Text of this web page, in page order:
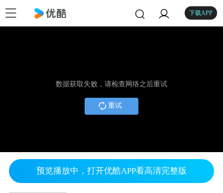
下载APP
数据获取失败，请检查网络之后重试
重试
预览播放中，打开优酷APP看高清完整版